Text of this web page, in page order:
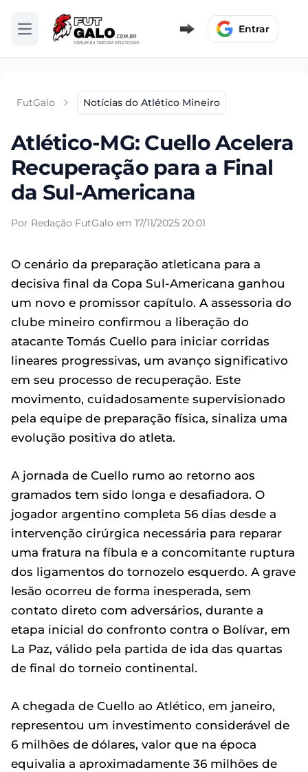
Abrir menu Entrar
FutGalo Notícias do Atlético Mineiro
Atlético-MG: Cuello Acelera
Recuperação para a Final
da Sul-Americana
Por Redação FutGalo em 17/11/2025 20:01
O cenário da preparação atleticana para a
decisiva final da Copa Sul-Americana ganhou
um novo e promissor capítulo. A assessoria do
clube mineiro confirmou a liberação do
atacante Tomás Cuello para iniciar corridas
lineares progressivas, um avanço significativo
em seu processo de recuperação. Este
movimento, cuidadosamente supervisionado
pela equipe de preparação física, sinaliza uma
evolução positiva do atleta.
A jornada de Cuello rumo ao retorno aos
gramados tem sido longa e desafiadora. O
jogador argentino completa 56 dias desde a
intervenção cirúrgica necessária para reparar
uma fratura na fíbula e a concomitante ruptura
dos ligamentos do tornozelo esquerdo. A grave
lesão ocorreu de forma inesperada, sem
contato direto com adversários, durante a
etapa inicial do confronto contra o Bolívar, em
La Paz, válido pela partida de ida das quartas
de final do torneio continental.
A chegada de Cuello ao Atlético, em janeiro,
representou um investimento considerável de
6 milhões de dólares, valor que na época
equivalia a aproximadamente 36 milhões de